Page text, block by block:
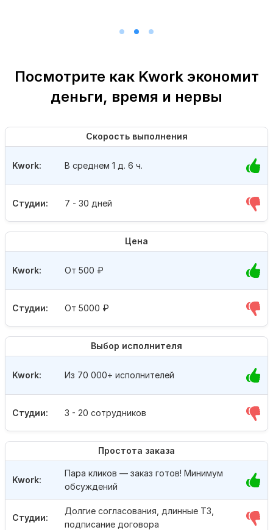
Посмотрите как Kwork экономит
деньги, время и нервы
Скорость выполнения
Студии: 7 - 30 дней
Kwork: В среднем 1 д. 6 ч.
Цена
Студии: От 5000 ₽
Kwork: От 500 ₽
Выбор исполнителя
Студии: 3 - 20 сотрудников
Kwork: Из 70 000+ исполнителей
Простота заказа
Студии:
Долгие согласования, длинные ТЗ,
подписание договора
Kwork:
Пара кликов — заказ готов! Минимум
обсуждений